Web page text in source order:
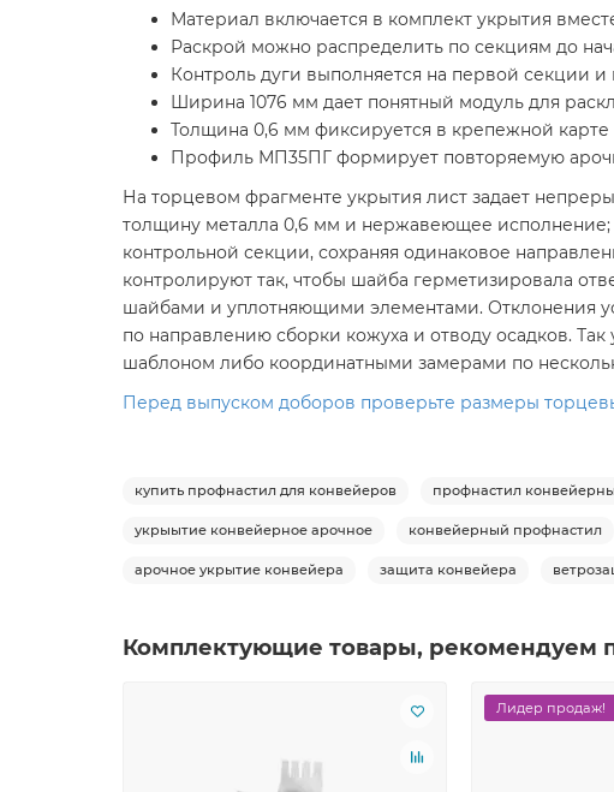
Материал включается в комплект укрытия
Раскрой можно распределить по секциям до
Контроль дуги выполняется на первой секции и
Ширина 1076 мм дает понятный модуль для
Толщина 0,6 мм фиксируется в крепежной карте
Профиль МП35ПГ формирует повторяемую
На торцевом фрагменте укрытия лист задает
толщину металла 0,6 мм и нержавеющее
контрольной секции, сохраняя одинаковое
контролируют так, чтобы шайба герметизировала
шайбами и уплотняющими элементами. Отклонения
по направлению сборки кожуха и отводу осадков.
шаблоном либо координатными замерами по
Перед выпуском доборов проверьте размеры
купить профнастил для конвейеров профнастил
укрыытие конвейерное арочное конвейерный профнастил
арочное укрытие конвейера защита конвейера
Комплектующие товары, рекомендуем
Лидер продаж!